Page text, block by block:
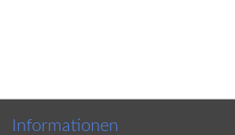
Informationen